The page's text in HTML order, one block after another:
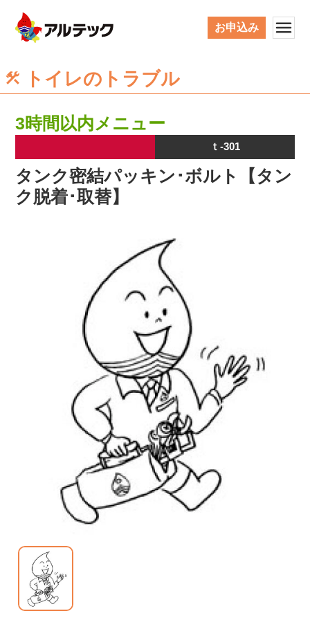
お申込み
トイレのトラブル
3時間以内メニュー
ｔ-301
タンク密結パッキン･ボルト【タン
ク脱着･取替】